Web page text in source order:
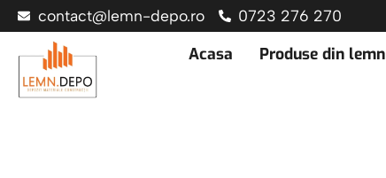
contact@lemn-depo.ro 0723 276 270
Acasa Produse din lemn